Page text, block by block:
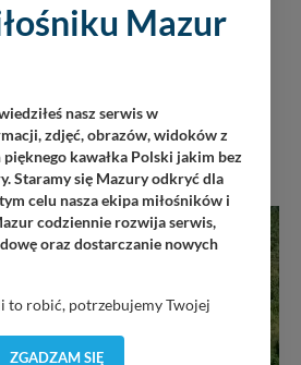
W OKOLICY
Mazur
nasz serwis w
zdjęć, obrazów, widoków z
kawałka Polski jakim bez
Staramy się Mazury odkryć dla
celu nasza ekipa miłośników i
codziennie rozwija serwis,
oraz dostarczanie nowych
to robić, potrzebujemy Twojej
preferencji. Twoje dane (w tym
ZGADZAM SIĘ